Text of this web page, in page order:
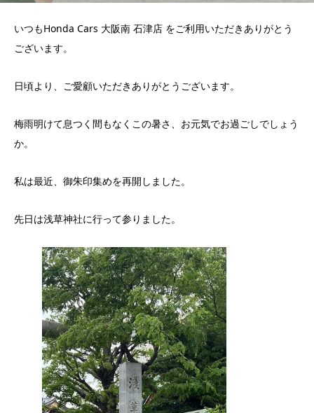
いつもHonda Cars 大阪南 石津店 をご利用いただきありがとう
ございます。
日頃より、ご愛顧いただきありがとうございます。
梅雨明けて息つく間もなくこの暑さ、お元気でお過ごしでしょう
か。
私は最近、御朱印集めを再開しました。
先日は浅草神社に行って参りました。